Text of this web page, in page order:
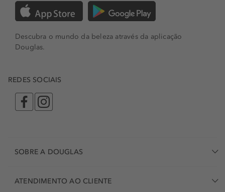
Descubra o mundo da beleza através da aplicação
Douglas.
REDES SOCIAIS
SOBRE A DOUGLAS
ATENDIMENTO AO CLIENTE